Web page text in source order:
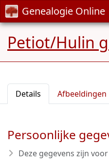
Genealogie Online
Petiot/Hulin
Details Afbeeldingen
Persoonlijke
Deze gegevens zijn